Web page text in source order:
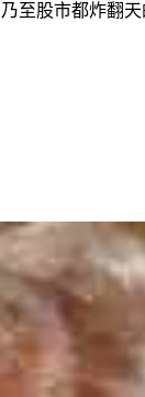
至股市都炸翻